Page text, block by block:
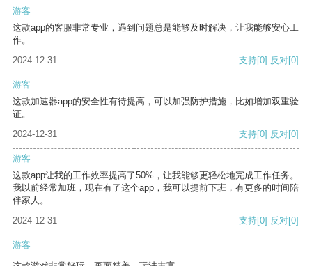
游客
这款app的客服非常专业，遇到问题总是能够及时解决，让我能够安心工
作。
2024-12-31
支持[0] 反对[0]
游客
这款加速器app的安全性有待提高，可以加强防护措施，比如增加双重验
证。
2024-12-31
支持[0] 反对[0]
游客
这款app让我的工作效率提高了50%，让我能够更轻松地完成工作任务。
我以前经常加班，现在有了这个app，我可以提前下班，有更多的时间陪
伴家人。
2024-12-31
支持[0] 反对[0]
游客